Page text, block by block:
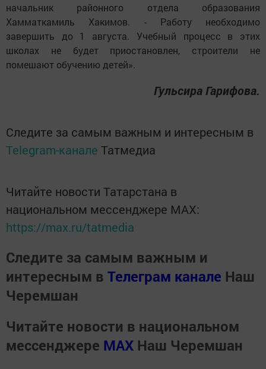
начальник районного отдела образования
Хамматкамиль Хакимов. - Работу необходимо
завершить до 1 августа. Учебный процесс в этих
школах не будет приостановлен, строители не
помешают обучению детей».
Гульсира Гарифова.
Следите за самым важным и интересным в
Telegram-канале Татмедиа
Читайте новости Татарстана в
национальном мессенджере MАХ:
https://max.ru/tatmedia
Следите за самым важным и
интересным в Телеграм канале Наш
Черемшан
Читайте новости в национальном
мессенджере MАХ Наш Черемшан